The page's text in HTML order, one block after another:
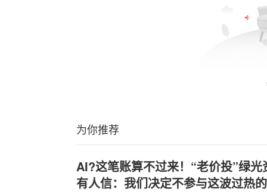
为你推荐
AI?这笔账算不过来！“老价投”绿
有人信：我们决定不参与这波过热